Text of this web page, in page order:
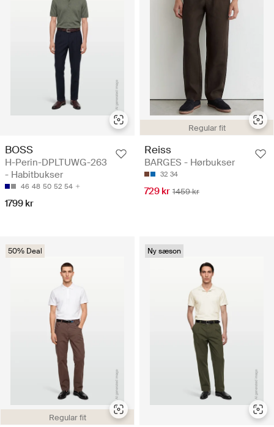
BOSS
H-Perin-DPLTUWG-263
- Habitbukser
46 48 50 52 54
1799 kr
Regular fit
Reiss
BARGES - Hørbukser
32 34
729 kr 1459 kr
Regular fit
50% Deal Ny sæson